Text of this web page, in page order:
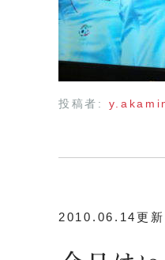
投稿者:
2010.06.14更新